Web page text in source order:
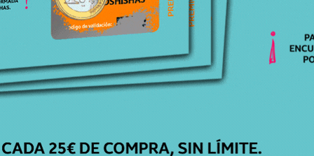
ENTREGA
EN 24H-48H